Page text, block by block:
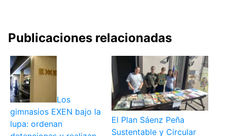
Publicaciones relacionadas
Los
gimnasios EXEN bajo la
lupa: ordenan
El Plan Sáenz Peña
Sustentable y Circular